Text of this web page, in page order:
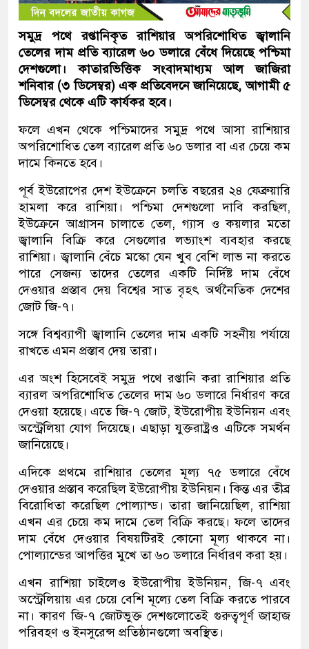
সমুদ্র পথে রপ্তানিকৃত রাশিয়ার অপরিশোধিত জ্বালানি
তেলের দাম প্রতি ব্যারেল ৬০ ডলারে বেঁধে দিয়েছে পশ্চিমা
দেশগুলো। কাতারভিত্তিক সংবাদমাধ্যম আল জাজিরা
শনিবার (৩ ডিসেম্বর) এক প্রতিবেদনে জানিয়েছে, আগামী ৫
ডিসেম্বর থেকে এটি কার্যকর হবে।
ফলে এখন থেকে পশ্চিমাদের সমুদ্র পথে আসা রাশিয়ার
অপরিশোধিত তেল ব্যারেল প্রতি ৬০ ডলার বা এর চেয়ে কম
দামে কিনতে হবে।
পূর্ব ইউরোপের দেশ ইউক্রেনে চলতি বছরের ২৪ ফেব্রুয়ারি
হামলা করে রাশিয়া। পশ্চিমা দেশগুলো দাবি করছিল,
ইউক্রেনে আগ্রাসন চালাতে তেল, গ্যাস ও কয়লার মতো
জ্বালানি বিক্রি করে সেগুলোর লভ্যাংশ ব্যবহার করছে
রাশিয়া। জ্বালানি বেঁচে মস্কো যেন খুব বেশি লাভ না করতে
পারে সেজন্য তাদের তেলের একটি নির্দিষ্ট দাম বেঁধে
দেওয়ার প্রস্তাব দেয় বিশ্বের সাত বৃহৎ অর্থনৈতিক দেশের
জোট জি-৭।
সঙ্গে বিশ্বব্যাপী জ্বালানি তেলের দাম একটি সহনীয় পর্যায়ে
রাখতে এমন প্রস্তাব দেয় তারা।
এর অংশ হিসেবেই সমুদ্র পথে রপ্তানি করা রাশিয়ার প্রতি
ব্যারল অপরিশোধিত তেলের দাম ৬০ ডলারে নির্ধারণ করে
দেওয়া হয়েছে। এতে জি-৭ জোট, ইউরোপীয় ইউনিয়ন এবং
অস্ট্রেলিয়া যোগ দিয়েছে। এছাড়া যুক্তরাষ্ট্রও এটিকে সমর্থন
জানিয়েছে।
এদিকে প্রথমে রাশিয়ার তেলের মূল্য ৭৫ ডলারে বেঁধে
দেওয়ার প্রস্তাব করেছিল ইউরোপীয় ইউনিয়ন। কিন্ত এর তীব্র
বিরোধিতা করেছিল পোল্যান্ড। তারা জানিয়েছিল, রাশিয়া
এখন এর চেয়ে কম দামে তেল বিক্রি করছে। ফলে তাদের
দাম বেঁধে দেওয়ার বিষয়টিরই কোনো মূল্য থাকবে না।
পোল্যান্ডের আপত্তির মুখে তা ৬০ ডলারে নির্ধারণ করা হয়।
এখন রাশিয়া চাইলেও ইউরোপীয় ইউনিয়ন, জি-৭ এবং
অস্ট্রেলিয়ায় এর চেয়ে বেশি মূল্যে তেল বিক্রি করতে পারবে
না। কারণ জি-৭ জোটভুক্ত দেশগুলোতেই গুরুত্বপূর্ণ জাহাজ
পরিবহণ ও ইনসুরেন্স প্রতিষ্ঠানগুলো অবস্থিত।